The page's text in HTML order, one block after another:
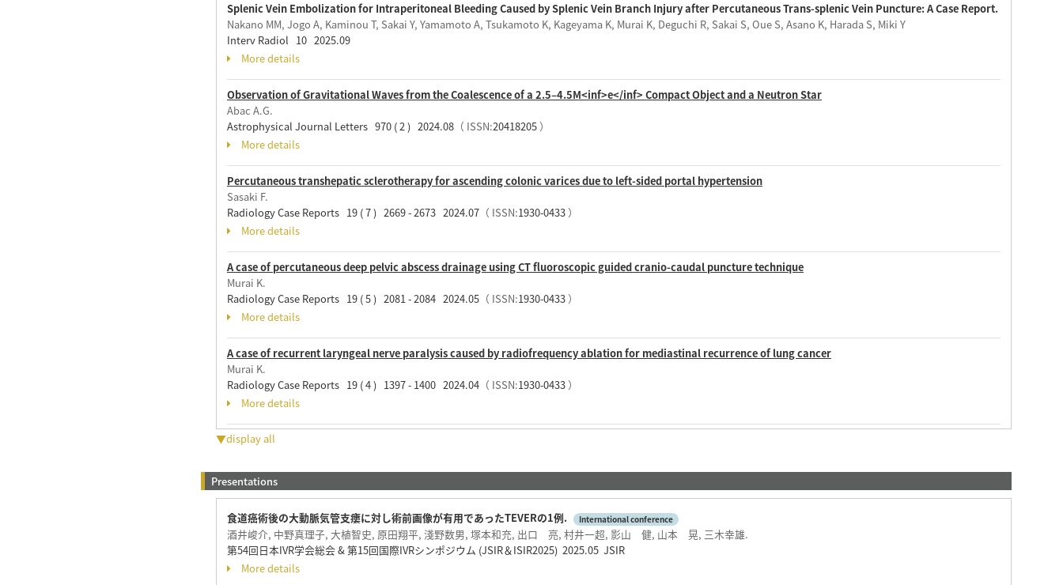
Splenic Vein Embolization for Intraperitoneal Bleeding Caused by Splenic Vein Branch Injury after Percutaneous Trans-splenic Vein Puncture: A Case Report.
Nakano MM, Jogo A, Kaminou T, Sakai Y, Yamamoto A, Tsukamoto K, Kageyama K, Murai K, Deguchi R, Sakai S, Oue S, Asano K, Harada S, Miki Y
Interv Radiol 10 2025.09
More details
Observation of Gravitational Waves from the Coalescence of a 2.5–4.5M<inf>e</inf> Compact Object and a Neutron Star
Abac A.G.
Astrophysical Journal Letters 970 ( 2 ) 2024.08（ ISSN:20418205）
More details
Percutaneous transhepatic sclerotherapy for ascending colonic varices due to left-sided portal hypertension
Sasaki F.
Radiology Case Reports 19 ( 7 ) 2669 - 2673 2024.07（ ISSN:1930-0433）
More details
A case of percutaneous deep pelvic abscess drainage using CT fluoroscopic guided cranio-caudal puncture technique
Murai K.
Radiology Case Reports 19 ( 5 ) 2081 - 2084 2024.05（ ISSN:1930-0433）
More details
A case of recurrent laryngeal nerve paralysis caused by radiofrequency ablation for mediastinal recurrence of lung cancer
Murai K.
Radiology Case Reports 19 ( 4 ) 1397 - 1400 2024.04（ ISSN:1930-0433）
More details
▼display all
Presentations
食道癌術後の大動脈気管支瘻に対し術前画像が有用であったTEVERの1例. International conference
酒井峻介, 中野真理子, 大植智史, 原田翔平, 淺野数男, 塚本和充, 出口 亮, 村井一超, 影山 健, 山本 晃, 三木幸雄.
第54回日本IVR学会総会 & 第15回国際IVRシンポジウム (JSIR＆ISIR2025) 2025.05 JSIR
More details